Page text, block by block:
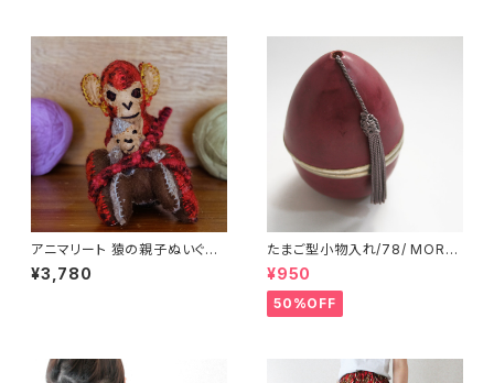
アニマリート 猿の親子ぬいぐる
み /239f/ MEXICO メキシコ
¥3,780
たまご型小物入れ/78/ MORO
CCO モロッコ
¥950
50%OFF